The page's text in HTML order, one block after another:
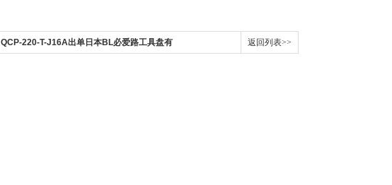
QCP-220-T-J16A出单日本BL必爱路工具盘有 返回列表>>